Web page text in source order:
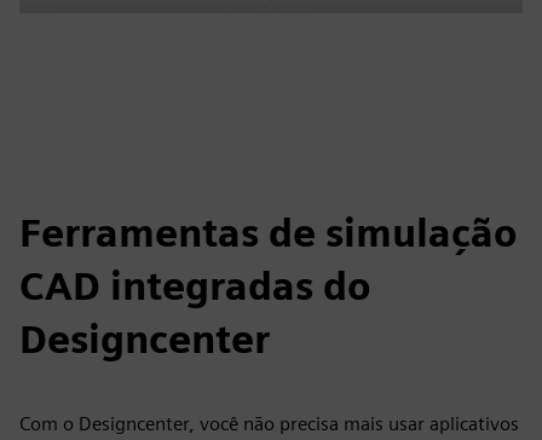
Ferramentas de simulação
CAD integradas do
Designcenter
Com o Designcenter, você não precisa mais usar aplicativos